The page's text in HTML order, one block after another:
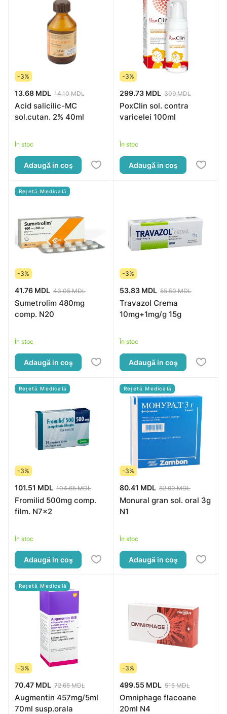
-3%
13.68 MDL 14.10 MDL
Acid salicilic-MC
sol.cutan. 2% 40ml
În stoc
Adaugă in coş
-3%
299.73 MDL 309 MDL
PoxClin sol. contra
varicelei 100ml
În stoc
Adaugă in coş
Rețetă Medicală
-3%
41.76 MDL 43.05 MDL
Sumetrolim 480mg
comp. N20
În stoc
Adaugă in coş
-3%
53.83 MDL 55.50 MDL
Travazol Crema
10mg+1mg/g 15g
În stoc
Adaugă in coş
Rețetă Medicală
-3%
101.51 MDL 104.65 MDL
Fromilid 500mg comp.
film. N7x2
În stoc
Adaugă in coş
Rețetă Medicală
-3%
80.41 MDL 82.90 MDL
Monural gran sol. oral 3g
N1
În stoc
Adaugă in coş
Rețetă Medicală
-3%
70.47 MDL 72.65 MDL
Augmentin 457mg/5ml
70ml susp.orala
-3%
499.55 MDL 515 MDL
Omniphage flacoane
20ml N4